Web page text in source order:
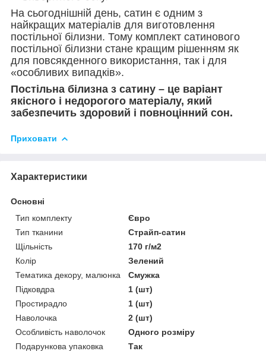
На сьогоднішній день, сатин є одним з
найкращих матеріалів для виготовлення
постільної білизни. Тому комплект сатинового
постільної білизни стане кращим рішенням як
для повсякденного використання, так і для
«особливих випадків».
Постільна білизна з сатину – це варіант
якісного і недорогого матеріалу, який
забезпечить здоровий і повноцінний сон.
Приховати
Характеристики
Основні
Тип комплекту
Євро
Тип тканини
Страйп-сатин
Щільність
170 г/м2
Колір
Зелений
Тематика декору, малюнка
Смужка
Підковдра
1 (шт)
Простирадло
1 (шт)
Наволочка
2 (шт)
Особливість наволочок
Одного розміру
Подарункова упаковка
Так